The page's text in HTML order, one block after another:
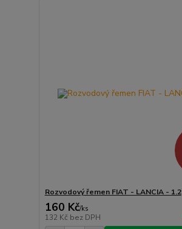
Rozvodový řemen FIAT - LANCIA - 1.2
160 Kč/ks
132 Kč bez DPH